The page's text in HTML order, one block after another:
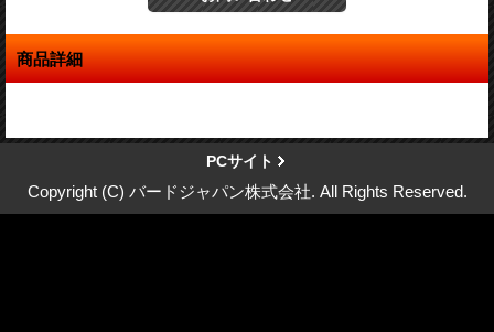
商品詳細
PCサイト
Copyright (C) バードジャパン株式会社. All Rights Reserved.